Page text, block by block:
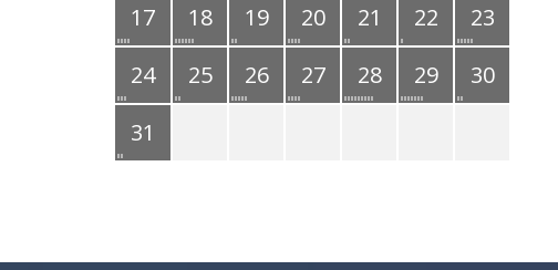
17
18 19 20 21 22
23
24
25 26 27 28 29
30
31